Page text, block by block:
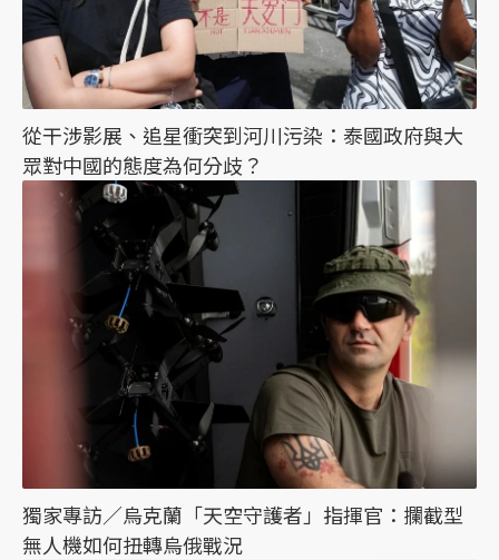
從干涉影展、追星衝突到河川污染：泰國政府與大
眾對中國的態度為何分歧？
獨家專訪／烏克蘭「天空守護者」指揮官：攔截型
無人機如何扭轉烏俄戰況